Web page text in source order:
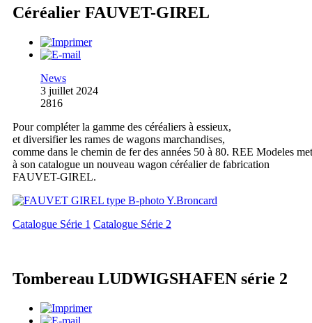
Céréalier FAUVET-GIREL
News
3 juillet 2024
2816
Pour compléter la gamme des céréaliers à essieux,
et diversifier les rames de wagons marchandises,
comme dans le chemin de fer des années 50 à 80. REE Modeles met
à son catalogue un nouveau wagon céréalier de fabrication
FAUVET-GIREL.
Catalogue Série 1 Catalogue Série 2
Tombereau LUDWIGSHAFEN série 2